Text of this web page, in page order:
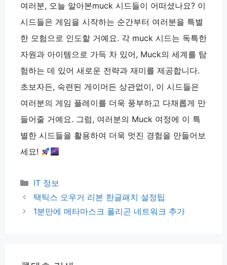
여러분, 오늘 알아본muck 시드들이 어떠셨나요? 이
시드들은 게임을 시작하는 순간부터 여러분을 특별
한 모험으로 인도할 거예요. 각 muck 시드는 독특한
자원과 아이템으로 가득 차 있어, Muck의 세계를 탐
험하는 데 있어 새로운 전략과 재미를 제공합니다.
초보자든, 숙련된 게이머든 상관없이, 이 시드들은
여러분의 게임 플레이를 더욱 풍부하고 다채롭게 만
들어줄 거예요. 그럼, 여러분의 Muck 여정에 이 특
별한 시드들을 활용하여 더욱 멋진 경험을 만들어보
세요!
카
테
고
리
IT 정보
택틱스 오우거 리본 한글패치 설정팁
1분만에 메타마스크 폴리곤 네트워크 추가